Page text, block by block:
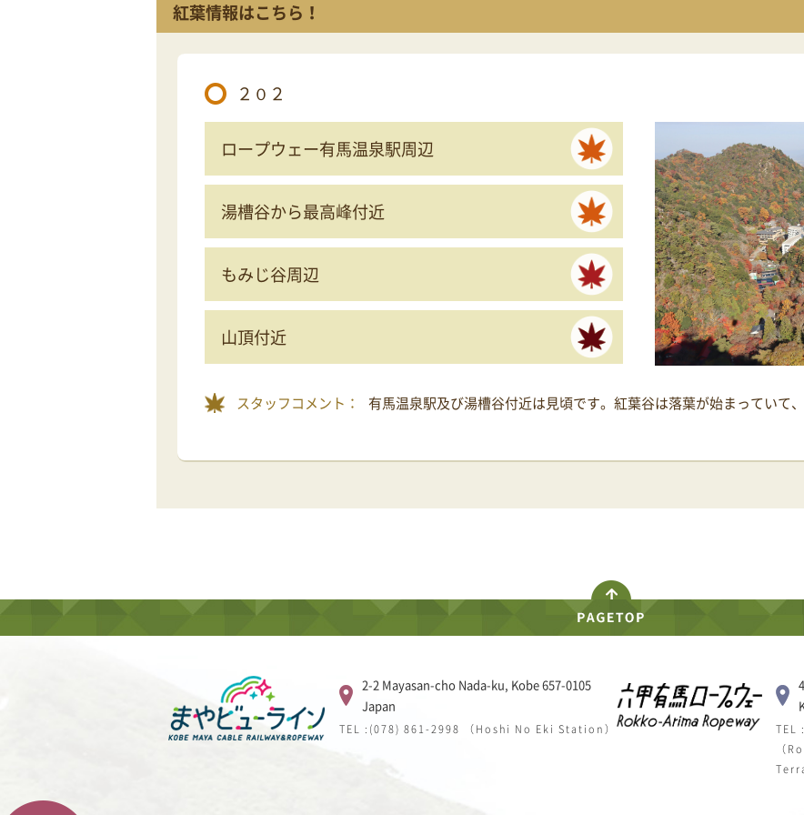
紅葉情報はこちら！
２０２
ロープウェー有馬温泉駅周辺
湯槽谷から最高峰付近
もみじ谷周辺
山頂付近
スタッフコメント： 有馬温泉駅及び湯槽谷付近は見頃です。紅葉谷は落葉が始まっていて
2-2 Mayasan-cho Nada-ku, Kobe 657-0105
Japan
TEL :(078) 861-2998 （Hoshi No Eki Station）
TEL
（